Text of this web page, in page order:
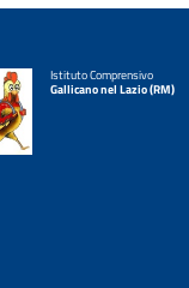
Istituto Comprensivo
Gallicano nel Lazio (RM)